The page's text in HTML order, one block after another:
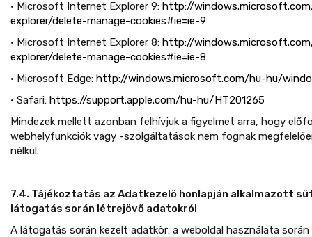
• Microsoft Internet Explorer 9: http://
explorer/delete-manage-cookies#ie=ie-9
• Microsoft Internet Explorer 8: http://
explorer/delete-manage-cookies#ie=ie-8
• Microsoft Edge: http://windows.microsoft.com/hu-hu/
• Safari: https://support.apple.com/hu-hu/HT201265
Mindezek mellett azonban felhívjuk a figyelmet arra, hogy
webhelyfunkciók vagy -szolgáltatások nem fognak
nélkül.
7.4. Tájékoztatás az Adatkezelő honlapján alkalmazott
látogatás során létrejövő adatokról
A látogatás során kezelt adatkör: a weboldal használata